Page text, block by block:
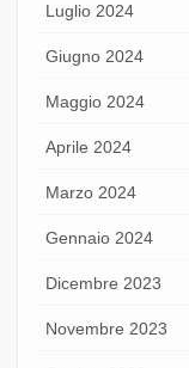
Luglio 2024
Giugno 2024
Maggio 2024
Aprile 2024
Marzo 2024
Gennaio 2024
Dicembre 2023
Novembre 2023